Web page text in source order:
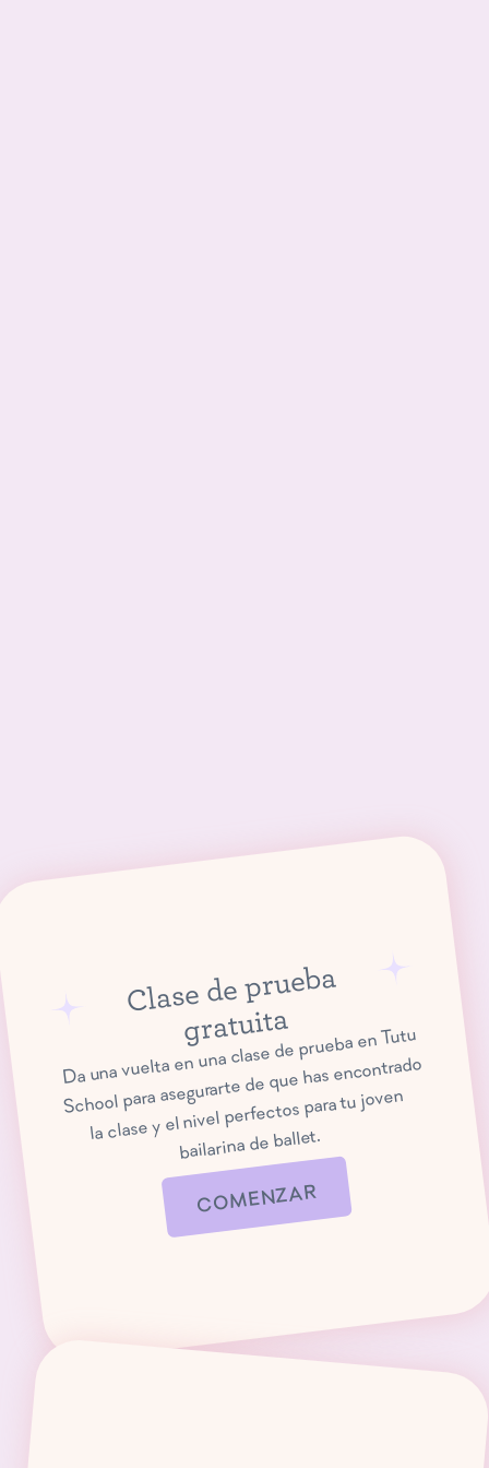
¡QUEDAN 3 PLAZAS
Clase de prueba
gratuita
Da una vuelta en una clase de prueba en Tutu
School para asegurarte de que has encontrado
la clase y el nivel perfectos para tu joven
bailarina de ballet.
COMENZAR